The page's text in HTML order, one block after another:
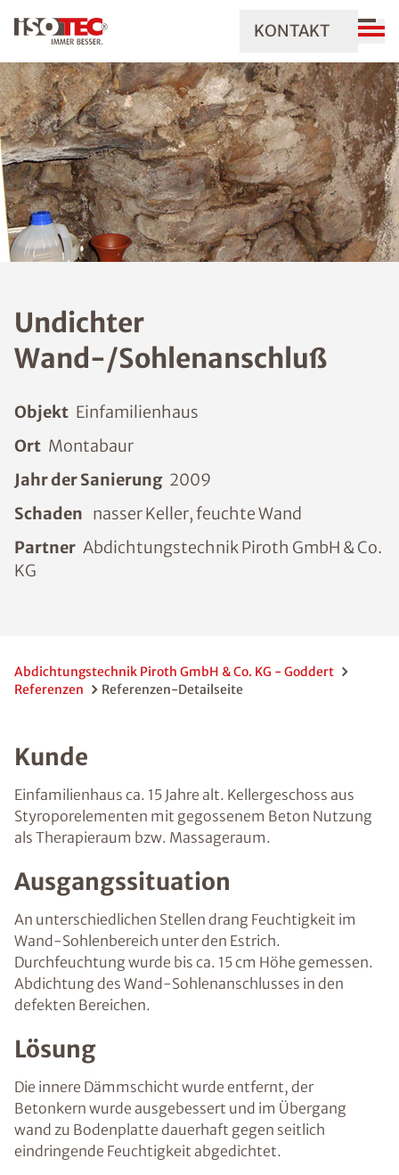
KONTAKT
Undichter
Wand-/Sohlenanschluß
Objekt Einfamilienhaus
Ort Montabaur
Jahr der Sanierung 2009
Schaden nasser Keller, feuchte Wand
Partner Abdichtungstechnik Piroth GmbH & Co.
KG
Abdichtungstechnik Piroth GmbH & Co. KG - Goddert
Referenzen
Referenzen-Detailseite
Kunde
Einfamilienhaus ca. 15 Jahre alt. Kellergeschoss aus
Styroporelementen mit gegossenem Beton Nutzung
als Therapieraum bzw. Massageraum.
Ausgangssituation
An unterschiedlichen Stellen drang Feuchtigkeit im
Wand-Sohlenbereich unter den Estrich.
Durchfeuchtung wurde bis ca. 15 cm Höhe gemessen.
Abdichtung des Wand-Sohlenanschlusses in den
defekten Bereichen.
Lösung
Die innere Dämmschicht wurde entfernt, der
Betonkern wurde ausgebessert und im Übergang
wand zu Bodenplatte dauerhaft gegen seitlich
eindringende Feuchtigkeit abgedichtet.